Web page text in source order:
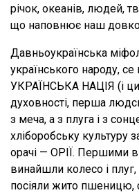
річок, океанів, людей,
що наповнює наш
Давньоукраїнська
українського народу, се
УКРАЇНСЬКА НАЦІЯ (і
духовності, перша
з меча, а з плуга і з
хліборобську культуру
орачі — ОРІЇ. Першими в
винайшли колесо і
посіяли жито пшеницю,